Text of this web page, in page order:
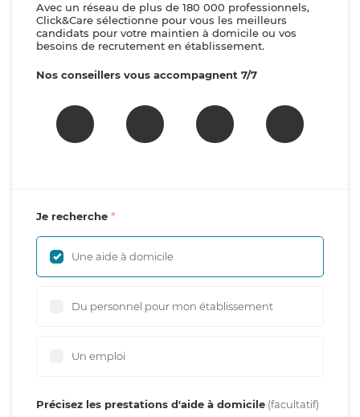
Avec un réseau de plus de 180 000 professionnels,
Click&Care sélectionne pour vous les meilleurs
candidats pour votre maintien à domicile ou vos
besoins de recrutement en établissement.
Nos conseillers vous accompagnent 7/7
Je recherche
Une aide à domicile
Du personnel pour mon établissement
Un emploi
Précisez les prestations d'aide à domicile